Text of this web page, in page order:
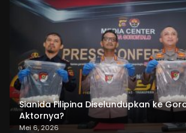
Sianida Filipina Diselundupkan ke
Aktornya?
Mei 6, 2026